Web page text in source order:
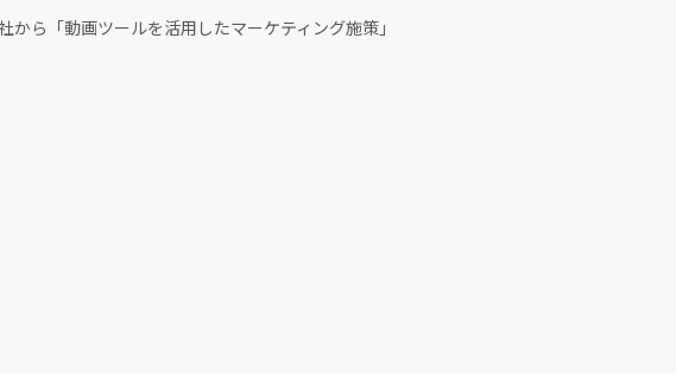
ら「動画ツールを活用したマーケティング施策」